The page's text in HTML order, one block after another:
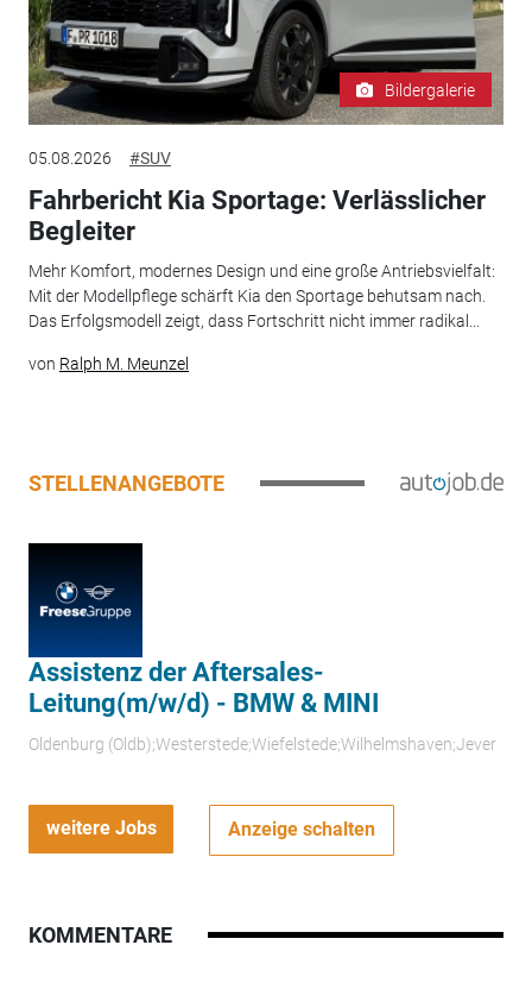
Bildergalerie
05.08.2026 #SUV
Fahrbericht Kia Sportage: Verlässlicher
Begleiter
Mehr Komfort, modernes Design und eine große Antriebsvielfalt:
Mit der Modellpflege schärft Kia den Sportage behutsam nach.
Das Erfolgsmodell zeigt, dass Fortschritt nicht immer radikal...
von Ralph M. Meunzel
STELLENANGEBOTE
Assistenz der Aftersales-
Leitung(m/w/d) - BMW & MINI
Oldenburg (Oldb);Westerstede;Wiefelstede;Wilhelmshaven;Jever
weitere Jobs Anzeige schalten
KOMMENTARE